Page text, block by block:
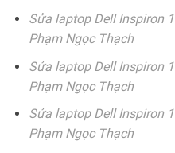
Sửa laptop Dell Inspiron
Phạm Ngọc Thạch
Sửa laptop Dell Inspiron
Phạm Ngọc Thạch
Sửa laptop Dell Inspiron
Phạm Ngọc Thạch